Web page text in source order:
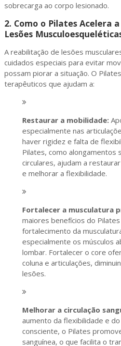
sobrecarga ao corpo lesionado.
2. Como o Pilates Acelera
Lesões
A reabilitação de lesões
cuidados especiais para evitar
possam piorar a situação. O
terapêuticos que ajudam a:
Restaurar a mobilidade:
especialmente nas
haver rigidez e falta de
Pilates, como alongamentos
circulares, ajudam a
e melhorar a flexibilidade.
Fortalecer a musculatura
maiores benefícios do
fortalecimento da
especialmente os músculos
lombar. Fortalecer o core
coluna e articulações,
lesões.
Melhorar a circulação
aumento da flexibilidade e
consciente, o Pilates
sanguínea, o que facilita o